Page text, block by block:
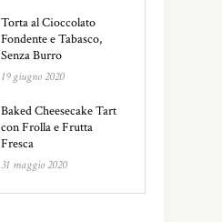
Torta al Cioccolato
Fondente e Tabasco,
Senza Burro
19 giugno 2020
Baked Cheesecake Tart
con Frolla e Frutta
Fresca
31 maggio 2020